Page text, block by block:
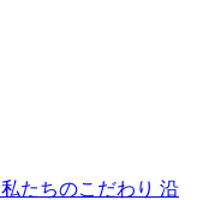
私たちのこだわり 沿